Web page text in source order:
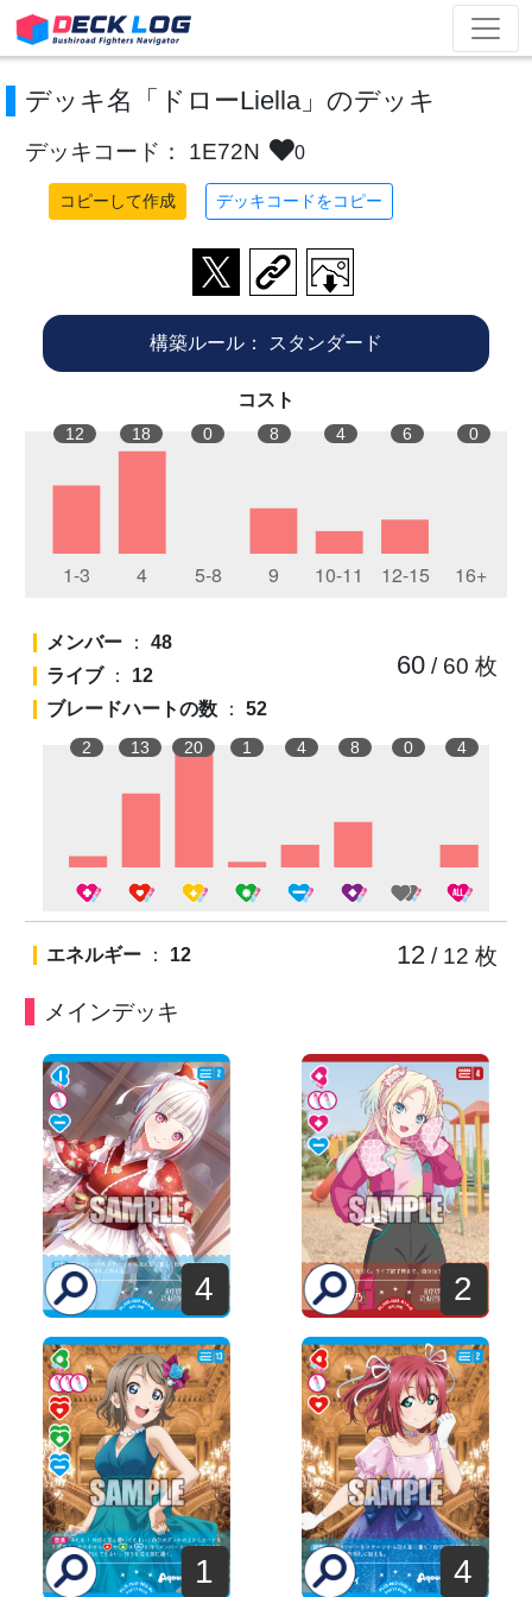
デッキ名「ドローLiella」のデッキ
デッキコード： 1E72N 0
コピーして作成 デッキコードをコピー
構築ルール： スタンダード
コスト
12 18 0 8 4 6 0
メンバー ： 48
ライブ： 12
ブレードハートの数 ： 52
60/ 60 枚
2 13 20 1 4 8 0 4
エネルギー ： 12 12 / 12 枚
メインデッキ
4 2
1 4